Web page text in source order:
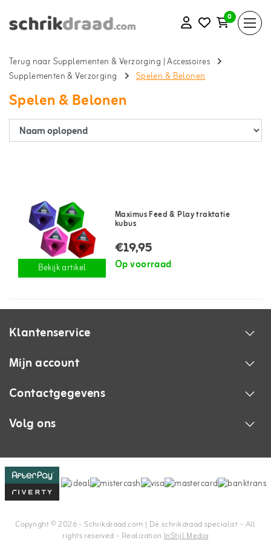
0
Terug naar Supplementen & Verzorging |Accessoires
Supplementen & Verzorging
Spelen & Belonen
Spelen & Belonen
Bekijk artikel
Maximus Feed & Play traktatie
kubus
€19,95
Op voorraad
Klantenservice
Mijn account
Contactgegevens
Volg ons
Copyright © 2026 - Schrikdraad.com | Dè schrikdraad specialist - All
rights reserved - RealizationInStijl Media